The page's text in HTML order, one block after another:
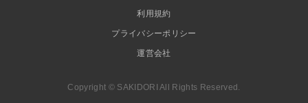
利用規約
プライバシーポリシー
運営会社
Copyright © SAKIDORI All Rights Reserved.